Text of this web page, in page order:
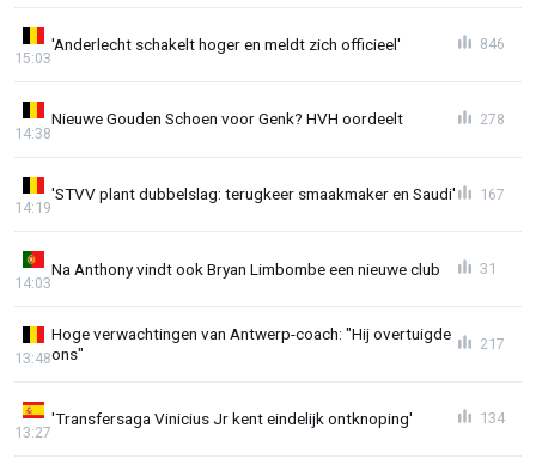
'Anderlecht schakelt hoger en meldt zich officieel'
15:03
846
Nieuwe Gouden Schoen voor Genk? HVH oordeelt
14:38
278
'STVV plant dubbelslag: terugkeer smaakmaker en Saudi'
14:19
167
Na Anthony vindt ook Bryan Limbombe een nieuwe club
14:03
31
Hoge verwachtingen van Antwerp-coach: "Hij overtuigde
ons"
13:48
217
'Transfersaga Vinicius Jr kent eindelijk ontknoping'
13:27
134